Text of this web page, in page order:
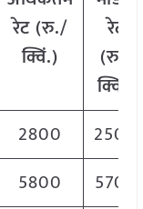
रेट (रु./
क्विं.)
रेट
(रु./
क्विं.)
2800
2500
5800
5700